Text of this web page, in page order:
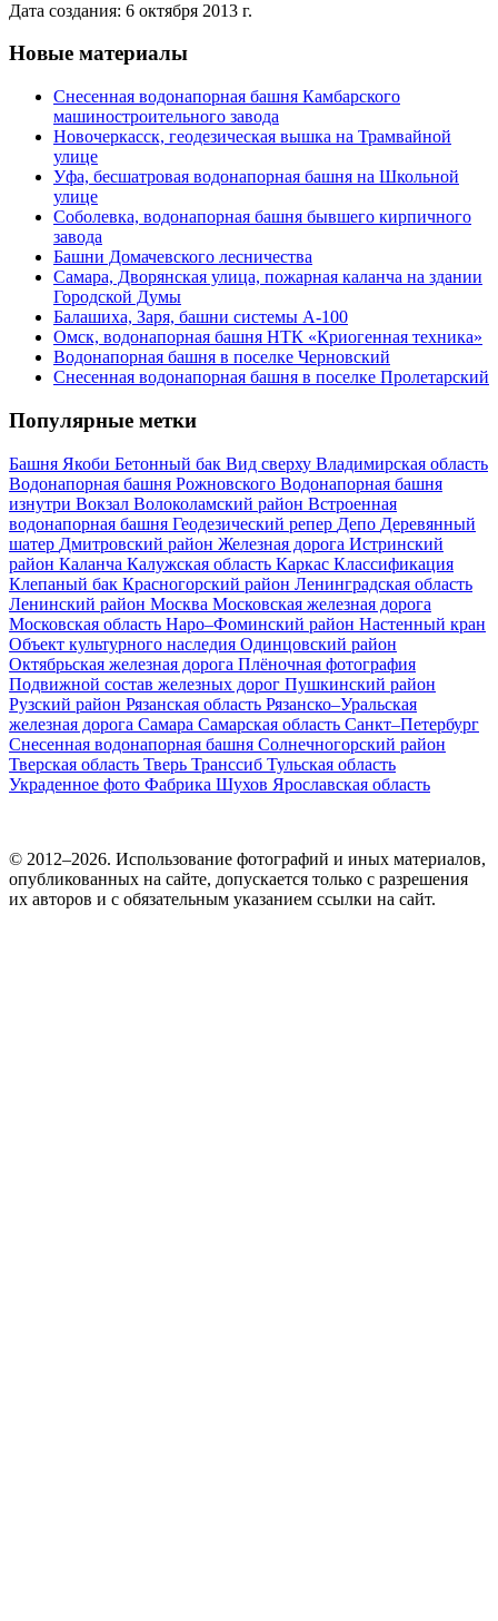
Дата создания: 6 октября 2013 г.
Новые материалы
Снесенная водонапорная башня Камбарского
машиностроительного завода
Новочеркасск, геодезическая вышка на Трамвайной
улице
Уфа, бесшатровая водонапорная башня на Школьной
улице
Соболевка, водонапорная башня бывшего кирпичного
завода
Башни Домачевского лесничества
Самара, Дворянская улица, пожарная каланча на здании
Городской Думы
Балашиха, Заря, башни системы А-100
Омск, водонапорная башня НТК «Криогенная техника»
Водонапорная башня в поселке Черновский
Снесенная водонапорная башня в поселке Пролетарский
Популярные метки
Башня Якоби Бетонный бак Вид сверху Владимирская область
Водонапорная башня Рожновского Водонапорная башня
изнутри Вокзал Волоколамский район Встроенная
водонапорная башня Геодезический репер Депо Деревянный
шатер Дмитровский район Железная дорога Истринский
район Каланча Калужская область Каркас Классификация
Клепаный бак Красногорский район Ленинградская область
Ленинский район Москва Московская железная дорога
Московская область Наро–Фоминский район Настенный кран
Объект культурного наследия Одинцовский район
Октябрьская железная дорога Плёночная фотография
Подвижной состав железных дорог Пушкинский район
Рузский район Рязанская область Рязанско–Уральская
железная дорога Самара Самарская область Санкт–Петербург
Снесенная водонапорная башня Солнечногорский район
Тверская область Тверь Транссиб Тульская область
Украденное фото Фабрика Шухов Ярославская область
© 2012–2026. Использование фотографий и иных материалов,
опубликованных на сайте, допускается только с разрешения
их авторов и c обязательным указанием ссылки на сайт.